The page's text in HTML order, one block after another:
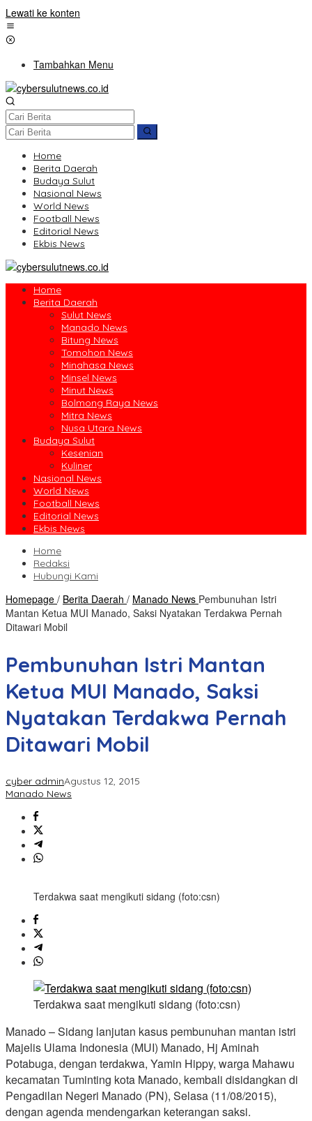
Lewati ke konten
Tambahkan Menu
Home
Berita Daerah
Budaya Sulut
Nasional News
World News
Football News
Editorial News
Ekbis News
Home
Berita Daerah
Sulut News
Manado News
Bitung News
Tomohon News
Minahasa News
Minsel News
Minut News
Bolmong Raya News
Mitra News
Nusa Utara News
Budaya Sulut
Kesenian
Kuliner
Nasional News
World News
Football News
Editorial News
Ekbis News
Home
Redaksi
Hubungi Kami
Homepage / Berita Daerah / Manado News Pembunuhan Istri
Mantan Ketua MUI Manado, Saksi Nyatakan Terdakwa Pernah
Ditawari Mobil
Pembunuhan Istri Mantan
Ketua MUI Manado, Saksi
Nyatakan Terdakwa Pernah
Ditawari Mobil
cyber adminAgustus 12, 2015
Manado News
Terdakwa saat mengikuti sidang (foto:csn)
Terdakwa saat mengikuti sidang (foto:csn)
Manado – Sidang lanjutan kasus pembunuhan mantan istri
Majelis Ulama Indonesia (MUI) Manado, Hj Aminah
Potabuga, dengan terdakwa, Yamin Hippy, warga Mahawu
kecamatan Tuminting kota Manado, kembali disidangkan di
Pengadilan Negeri Manado (PN), Selasa (11/08/2015),
dengan agenda mendengarkan keterangan saksi.